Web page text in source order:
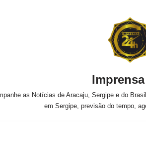
as Notícias de Aracaju, Sergipe e do
em Sergipe, previsão do tempo,